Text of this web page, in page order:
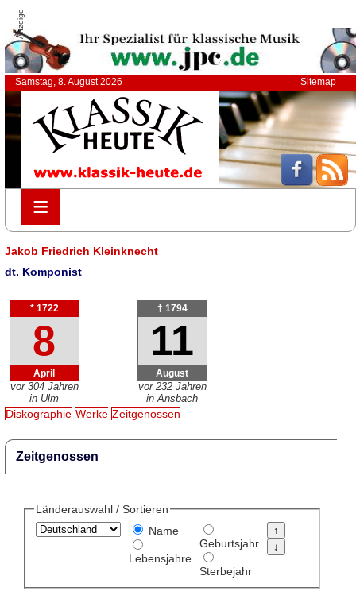
Anzeige
Samstag, 8. August 2026 Sitemap
≡
≡
Jakob Friedrich Kleinknecht
dt. Komponist
* 1722
8
April
vor 304 Jahren
in Ulm
† 1794
11
August
vor 232 Jahren
in Ansbach
Diskographie Werke Zeitgenossen
Zeitgenossen
Länderauswahl / Sortieren
Name
Lebensjahre
Geburtsjahr
Sterbejahr